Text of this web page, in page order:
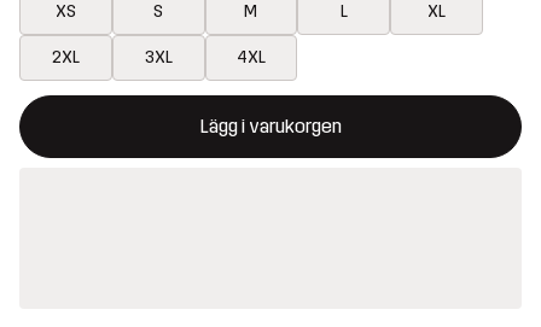
XS S M L XL
2XL 3XL 4XL
Lägg i varukorgen
Denna knapp kommer att öppna en modal som bekräftar en ny
{{size}} inte tillgänglig